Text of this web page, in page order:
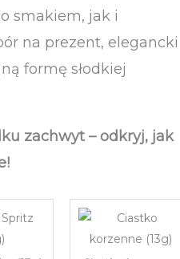
smakiem, jak i
na prezent, elegancki
formę słodkiej
zachwyt – odkryj, jak